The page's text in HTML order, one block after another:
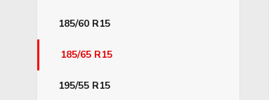
185/60 R15
185/65 R15
195/55 R15